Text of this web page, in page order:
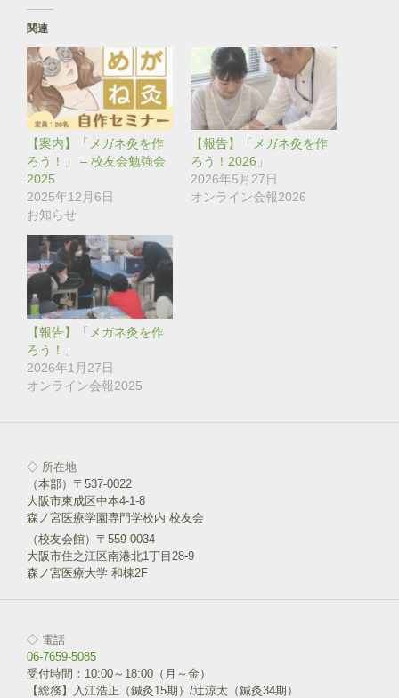
i
t
t
e
r
で
共
有
(
新
し
い
ィ
ン
ド
で
開
き
ま
す
)
で
共
有
す
る
に
は
ク
リ
ッ
ク
し
く
だ
新
し
い
ウ
ィ
ン
ド
ウ
き
ま
す
関連
【案内】「メガネ灸を作
ろう！」 – 校友会勉強会
2025
2025年12月6日
お知らせ
【報告】「メガネ灸を作
ろう！2026」
2026年5月27日
オンライン会報2026
【報告】「メガネ灸を作
ろう！」
2026年1月27日
オンライン会報2025
◇ 所在地
（本部）〒537-0022
大阪市東成区中本4-1-8
森ノ宮医療学園専門学校内 校友会
（校友会館）〒559-0034
大阪市住之江区南港北1丁目28-9
森ノ宮医療大学 和棟2F
◇ 電話
06-7659-5085
受付時間：10:00～18:00（月～金）
【総務】入江浩正（鍼灸15期）/辻涼太（鍼灸34期）